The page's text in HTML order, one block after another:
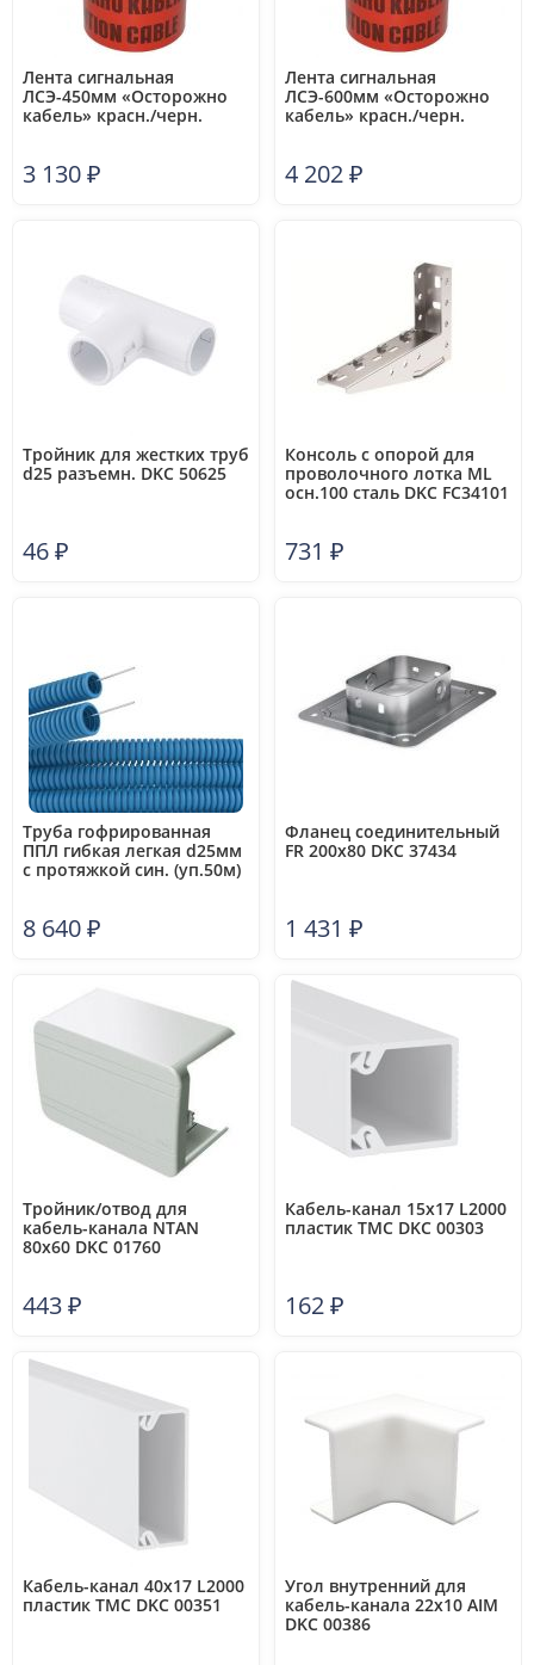
Лента сигнальная
ЛСЭ-450мм «Осторожно
кабель» красн./черн.
3 130₽
Лента сигнальная
ЛСЭ-600мм «Осторожно
кабель» красн./черн.
4 202₽
Тройник для жестких труб
d25 разъемн. DKC 50625
46₽
Консоль с опорой для
проволочного лотка ML
осн.100 сталь DKC FC34101
731 ₽
Труба гофрированная
ППЛ гибкая легкая d25мм
с протяжкой син. (уп.50м)
8 640₽
Фланец соединительный
FR 200х80 DKC 37434
1 431 ₽
Тройник/отвод для
кабель-канала NTAN
80х60 DKC 01760
443₽
Кабель-канал 15х17 L2000
пластик TMC DKC 00303
162₽
Кабель-канал 40х17 L2000
пластик TMC DKC 00351
Угол внутренний для
кабель-канала 22х10 AIM
DKC 00386